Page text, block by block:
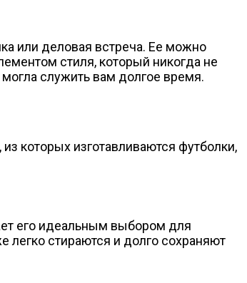
или деловая встреча. Ее можно
стиля, который никогда не
служить вам долгое время.
которых изготавливаются футболки,
его идеальным выбором для
стираются и долго сохраняют